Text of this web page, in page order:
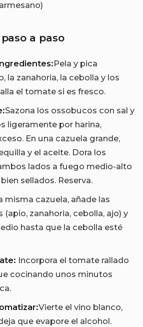
a paso
Pela y pica
la zanahoria, la cebolla y los
el tomate si es fresco.
Sazona los ossobucos con sal y
ligeramente por harina,
En una cazuela grande,
y el aceite. Dora los
lados a fuego medio-alto
sellados. Reserva.
misma cazuela, añade las
(apio, zanahoria, cebolla, ajo) y
hasta que la cebolla esté
Incorpora el tomate rallado
cocinando unos minutos
Vierte el vino blanco,
que evapore el alcohol.